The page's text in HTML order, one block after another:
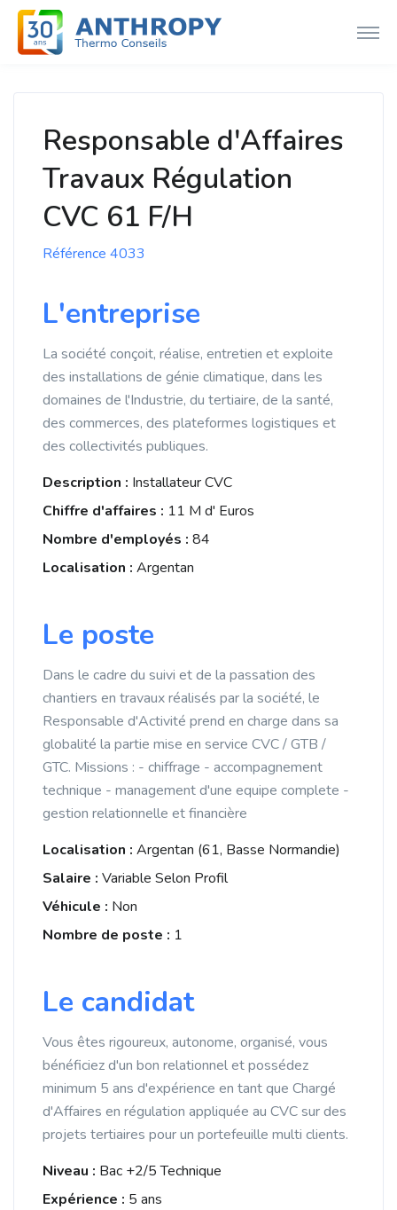
Responsable d'Affaires
Travaux Régulation
CVC 61 F/H
Référence 4033
L'entreprise
La société conçoit, réalise, entretien et exploite
des installations de génie climatique, dans les
domaines de l'Industrie, du tertiaire, de la santé,
des commerces, des plateformes logistiques et
des collectivités publiques.
Description : Installateur CVC
Chiffre d'affaires : 11 M d' Euros
Nombre d'employés : 84
Localisation : Argentan
Le poste
Dans le cadre du suivi et de la passation des
chantiers en travaux réalisés par la société, le
Responsable d'Activité prend en charge dans sa
globalité la partie mise en service CVC / GTB /
GTC. Missions : - chiffrage - accompagnement
technique - management d'une equipe complete -
gestion relationnelle et financière
Localisation : Argentan (61, Basse Normandie)
Salaire : Variable Selon Profil
Véhicule : Non
Nombre de poste : 1
Le candidat
Vous êtes rigoureux, autonome, organisé, vous
bénéficiez d'un bon relationnel et possédez
minimum 5 ans d'expérience en tant que Chargé
d'Affaires en régulation appliquée au CVC sur des
projets tertiaires pour un portefeuille multi clients.
Niveau : Bac +2/5 Technique
Expérience : 5 ans